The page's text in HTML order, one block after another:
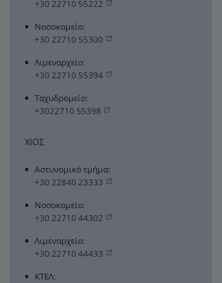
+30 22710 55222
Νοσοκομείο:
+30 22710 55300
Λιμεναρχείο:
+30 22710 55394
Ταχυδρομείο:
+3022710 55398
ΧΊΟΣ
Αστυνομικό τμήμα:
+30 22840 23333
Νοσοκομείο:
+30 22710 44302
Λιμεναρχείο:
+30 22710 44433
ΚΤΕΛ: